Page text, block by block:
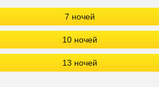
7 ночей
10 ночей
13 ночей